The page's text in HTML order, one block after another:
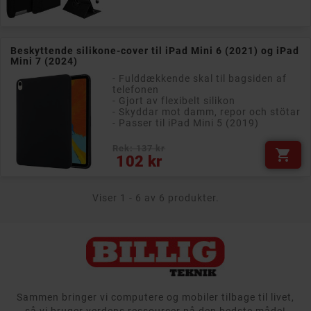
Beskyttende silikone-cover til iPad Mini 6 (2021) og iPad
Mini 7 (2024)
- Fulddækkende skal til bagsiden af ​​
telefonen
- Gjort av flexibelt silikon
- Skyddar mot damm, repor och stötar
- Passer til iPad Mini 5 (2019)
102 kr
Pris 
Viser 1 - 6 av 6 produkter.
Sammen bringer vi computere og mobiler tilbage til livet,